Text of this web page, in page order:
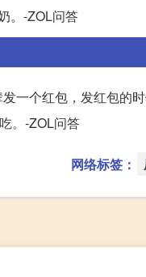
。-ZOL问答
一个红包，发红包的
。-ZOL问答
网络标签：